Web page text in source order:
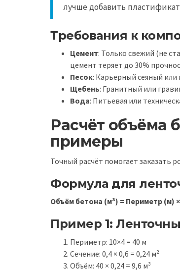
лучше добавить
Требования к
Цемент: Только свежий (не
цемент теряет до 30%
Песок: Карьерный сеяный или
Щебень: Гранитный или
Вода: Питьевая или
Расчёт объёма
примеры
Точный расчёт помогает заказать
Формула для
Объём бетона (м³) = Периметр (м)
Пример 1:
Периметр: 10×4 = 40 м
Сечение: 0,4 × 0,6 = 0,24 м²
Объём: 40 × 0,24 = 9,6 м³